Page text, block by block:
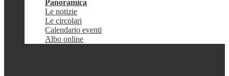
Panoramica
Le notizie
Le circolari
Calendario eventi
Albo online